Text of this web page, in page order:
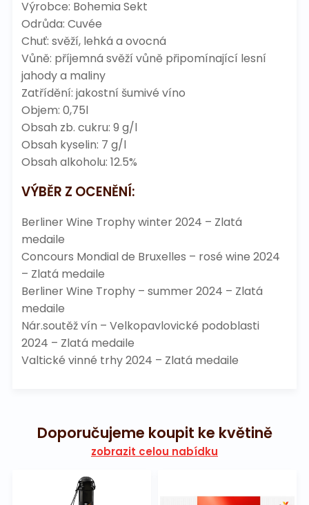
Výrobce: Bohemia Sekt
Odrůda: Cuvée
Chuť: svěží, lehká a ovocná
Vůně: příjemná svěží vůně připomínající lesní
jahody a maliny
Zatřídění: jakostní šumivé víno
Objem: 0,75l
Obsah zb. cukru: 9 g/l
Obsah kyselin: 7 g/l
Obsah alkoholu: 12.5%
VÝBĚR Z OCENĚNÍ:
Berliner Wine Trophy winter 2024 – Zlatá
medaile
Concours Mondial de Bruxelles – rosé wine 2024
– Zlatá medaile
Berliner Wine Trophy – summer 2024 – Zlatá
medaile
Nár.soutěž vín – Velkopavlovické podoblasti
2024 – Zlatá medaile
Valtické vinné trhy 2024 – Zlatá medaile
Doporučujeme koupit ke květině
zobrazit celou nabídku